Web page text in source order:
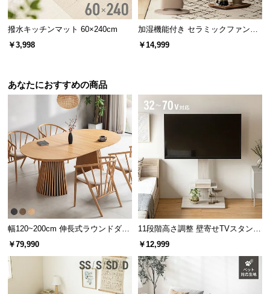
ガラス耐荷重
日差しにも強い耐熱性
100℃の耐熱性を兼ね備えた強化ガラス。強い日差し
を受け続けても問題なく使用できます。
撥水キッチンマット 60×240cm
￥3,998
加湿機能付き セラミックファンヒ
ーター
￥14,999
あなたにおすすめの商品
幅120~200cm 伸長式ラウンドダイ
ニングテーブル 6人掛け 天然木突
板 美しい格子デザイン
￥79,990
11段階高さ調整 壁寄せTVスタンド
キャスター付き 上下左右角度調節
￥12,999